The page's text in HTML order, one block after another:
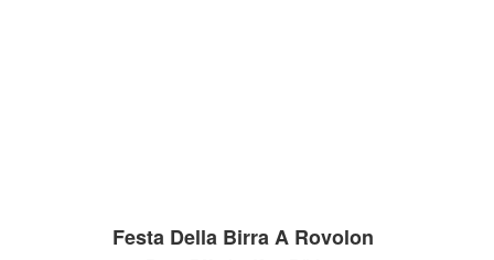
Festa Della Birra A Rovolon